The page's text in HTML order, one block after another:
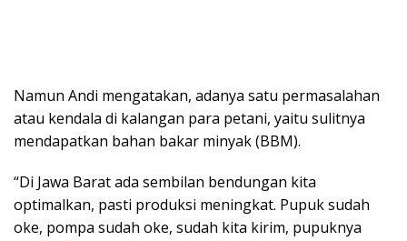
Namun Andi mengatakan, adanya satu permasalahan
atau kendala di kalangan para petani, yaitu sulitnya
mendapatkan bahan bakar minyak (BBM).
“Di Jawa Barat ada sembilan bendungan kita
optimalkan, pasti produksi meningkat. Pupuk sudah
oke, pompa sudah oke, sudah kita kirim, pupuknya